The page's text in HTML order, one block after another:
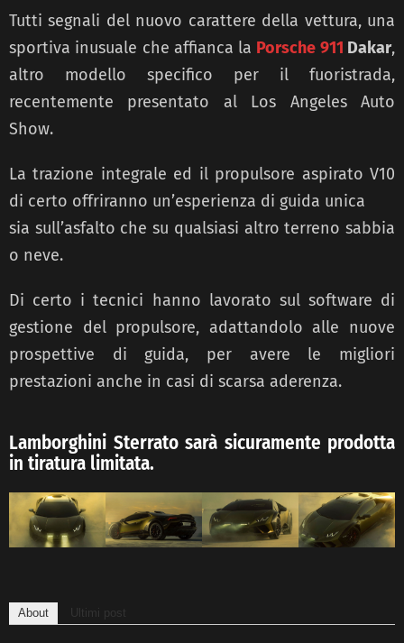
Tutti segnali del nuovo carattere della vettura, una
sportiva inusuale che affianca la Porsche 911 Dakar,
altro modello specifico per il fuoristrada,
recentemente presentato al Los Angeles Auto
Show.
La trazione integrale ed il propulsore aspirato V10
di certo offriranno un’esperienza di guida unica
sia sull’asfalto che su qualsiasi altro terreno sabbia
o neve.
Di certo i tecnici hanno lavorato sul software di
gestione del propulsore, adattandolo alle nuove
prospettive di guida, per avere le migliori
prestazioni anche in casi di scarsa aderenza.
Lamborghini Sterrato sarà sicuramente prodotta
in tiratura limitata.
About Ultimi post